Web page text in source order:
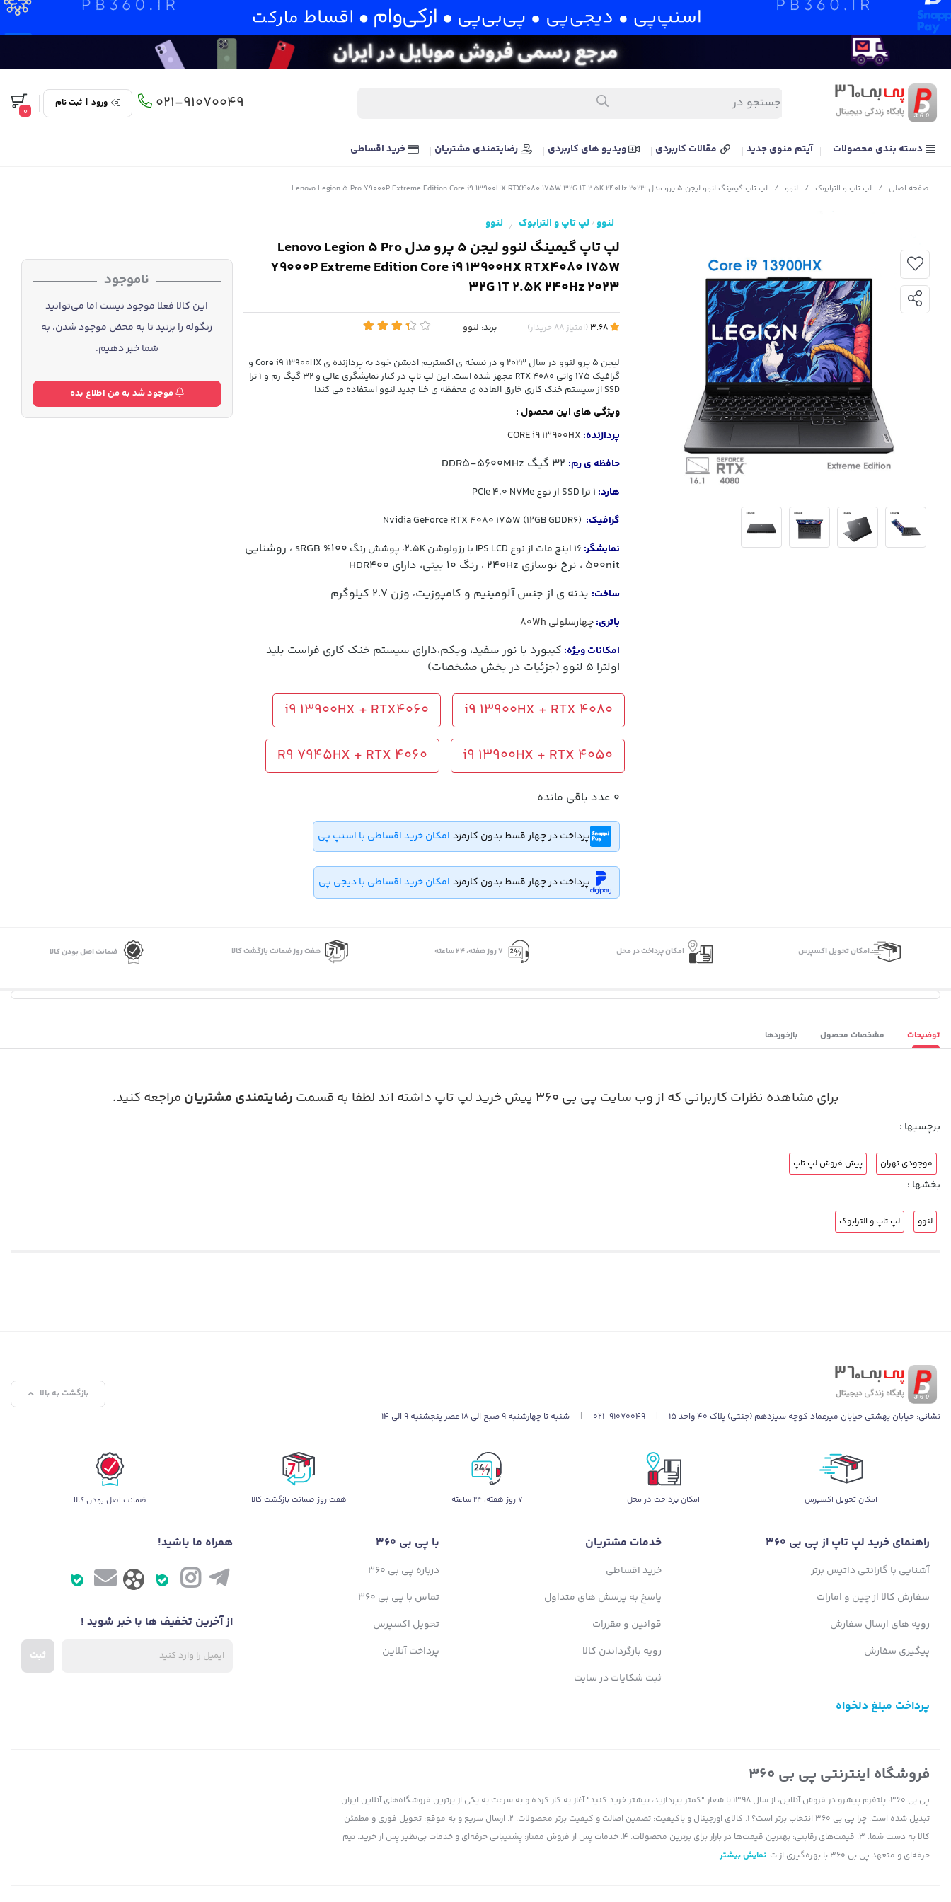
021-91070049 ورود | ثبت نام
0
دسته بندی محصولات آیتم منوی جدید مقالات کاربردی ویدیو های کاربردی رضایتمندی مشتریان خرید اقساطی
صفحه اصلی / لپ تاپ و الترابوک / لنوو / لپ تاپ گیمینگ لنوو لیجن 5 پرو مدل Lenovo Legion 5 Pro Y9000P Extreme Edition Core i9 13900HX RTX4080 175W 32G 1T 2.5K 240Hz 2023
لنوو/ لپ تاپ و الترابوک / لنوو
لپ تاپ گیمینگ لنوو لیجن 5 پرو مدل Lenovo Legion 5 Pro
Y9000P Extreme Edition Core i9 13900HX RTX4080 175W
32G 1T 2.5K 240Hz 2023
(امتیاز 88 خریدار) برند: لنوو
لیجن 5 پرو لنوو در سال 2023 و در نسخه ی اکستریم ادیشن خود به پردازنده ی Core i9 13900HX و
گرافیک 175 واتی RTX 4080 مجهز شده است. این لپ تاپ در کنار نمایشگری عالی و 32 گیگ رم و 1 ترا
SSD از سیستم خنک کاری خارق العاده ی محفظه ی خلا جدید لنوو استفاده می کند!
ویژگی های این محصول :
پردازنده: CORE i9 13900HX
حافظه ی رم:
هارد:
گرافیک: (12GB GDDR6) Nvidia GeForce RTX 4080 175W
نمایشگر:16 اینچ مات از نوع IPS LCD با رزولوشن 2.5K، پوشش رنگ 100% sRGB
، روشنایی
500nit ، نرخ نوسازی 240Hz ، رنگ 10 بیتی، دارای HDR400
ساخت: بدنه ی از جنس آلومینیم و کامپوزیت، وزن 2.7 کیلوگرم
باتری:چهارسلولی 80Wh
امکانات ویژه: کیبورد با نور سفید، وبکم،دارای سیستم خنک کاری فراست بلید
اولترا 5 لنوو (جزئیات در بخش مشخصات)
i9 13900HX + RTX 4080
i9 13900HX + RTX4060
i9 13900HX + RTX 4050
R9 7945HX + RTX 4060
0 عدد باقی مانده
پرداخت در چهار قسط بدون کارمزد امکان خرید اقساطی با اسنپ پی
پرداخت در چهار قسط بدون کارمزد امکان خرید اقساطی با دیجی پی
ناموجود
این کالا فعلا موجود نیست اما می‌توانید
زنگوله را بزنید تا به محض موجود شدن، به
شما خبر دهیم.
موجود شد به من اطلاع بده
اﻣﮑﺎن ﺗﺤﻮﯾﻞ اﮐﺴﭙﺮس امکان پرداخت در محل ۷ روز ﻫﻔﺘﻪ، ۲۴ ﺳﺎﻋﺘﻪ هفت روز ضمانت بازگشت کالا ضمانت اصل بودن کالا
توضیحات مشخصات محصول بازخوردها
برای مشاهده نظرات کاربرانی که از وب سایت پی بی ٣۶٠ پیش خرید لپ تاپ داشته اند لطفا به قسمت رضایتمندی مشتریان مراجعه کنید.
برچسبها :
موجودی تهران پیش فروش لپ تاپ
بخشها :
لنوو لپ تاپ و الترابوک
نشانی: خیابان بهشتی خیابان میرعماد کوچه سیزدهم (جنتی) پلاک ۴۰ واحد ۱۵ |
021-91070049
| شنبه تا چهارشنبه 9 صبح الی 18 عصر پنجشنبه 9 الی 14
بازگشت به بالا
اﻣﮑﺎن ﺗﺤﻮﯾﻞ اﮐﺴﭙﺮس امکان پرداخت در محل ۷ روز ﻫﻔﺘﻪ، ۲۴ ﺳﺎﻋﺘﻪ هفت روز ضمانت بازگشت کالا ضمانت اصل بودن کالا
راهنمای خرید لپ تاپ از پی بی 360
آشنایی با گارانتی داتیس برتر
سفارش کالا از چین و امارات
رویه های ارسال سفارش
پیگیری سفارش
خدمات مشتریان
خرید اقساطی
پاسخ به پرسش های متداول
قوانین و مقررات
رویه بازگرداندن کالا
ثبت شکایات در سایت
با پی بی 360
درباره پی بی 360
تماس با پی بی 360
تحویل اکسپرس
پرداخت آنلاین
پرداخت مبلغ دلخواه
همراه ما باشید!
از آخرین تخفیف ها با خبر شوید !
ثبت
فروشگاه اینترنتی پی بی 360
پی بی 360، پلتفرم پیشرو در فروش آنلاین، از سال 1398 با شعار "کمتر بپردازید، بیشتر خرید کنید" آغاز به کار کرده و به سرعت به یکی از برترین فروشگاه‌های آنلاین ایران
تبدیل شده است. چرا پی بی 360 انتخاب برتر است؟ 1. کالای اورجینال و باکیفیت: تضمین اصالت و کیفیت برتر محصولات. 2. ارسال سریع و به موقع: تحویل فوری و مطمئن
کالا به دست شما. 3. قیمت‌های رقابتی: بهترین قیمت‌ها در بازار برای برترین محصولات. 4. خدمات پس از فروش ممتاز: پشتیبانی حرفه‌ای و خدمات بی‌نظیر پس از خرید. تیم
حرفه‌ای و متعهد پی بی 360 با بهره‌گیری از ت
نمایش بیشتر